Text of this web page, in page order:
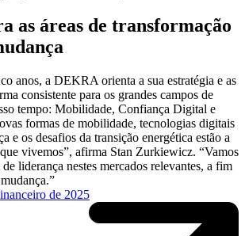
as áreas de transformação
anos, a DEKRA orienta a sua estratégia e as
consistente para os grandes campos de
tempo: Mobilidade, Confiança Digital e
formas de mobilidade, tecnologias digitais
e os desafios da transição energética estão a
vivemos”, afirma Stan Zurkiewicz. “Vamos
liderança nestes mercados relevantes, a fim
de 2025